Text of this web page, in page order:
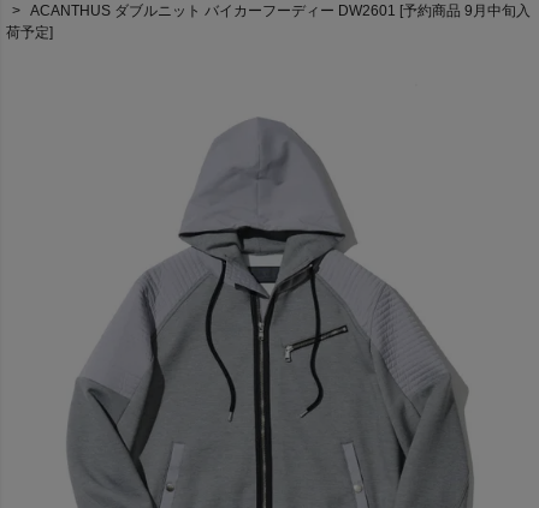
ACANTHUS ダブルニット バイカーフーディー DW2601 [予約商品 9月中旬入
荷予定]